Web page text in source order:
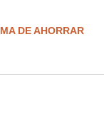
DE AHORRAR